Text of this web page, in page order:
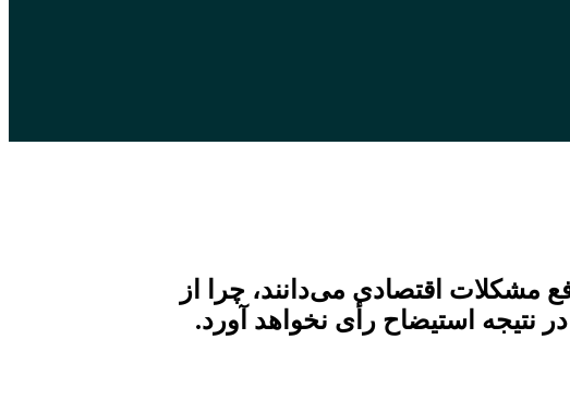
مشکلات اقتصادی می‌دانند، چرا از
نتیجه استیضاح رأی نخواهد آورد.